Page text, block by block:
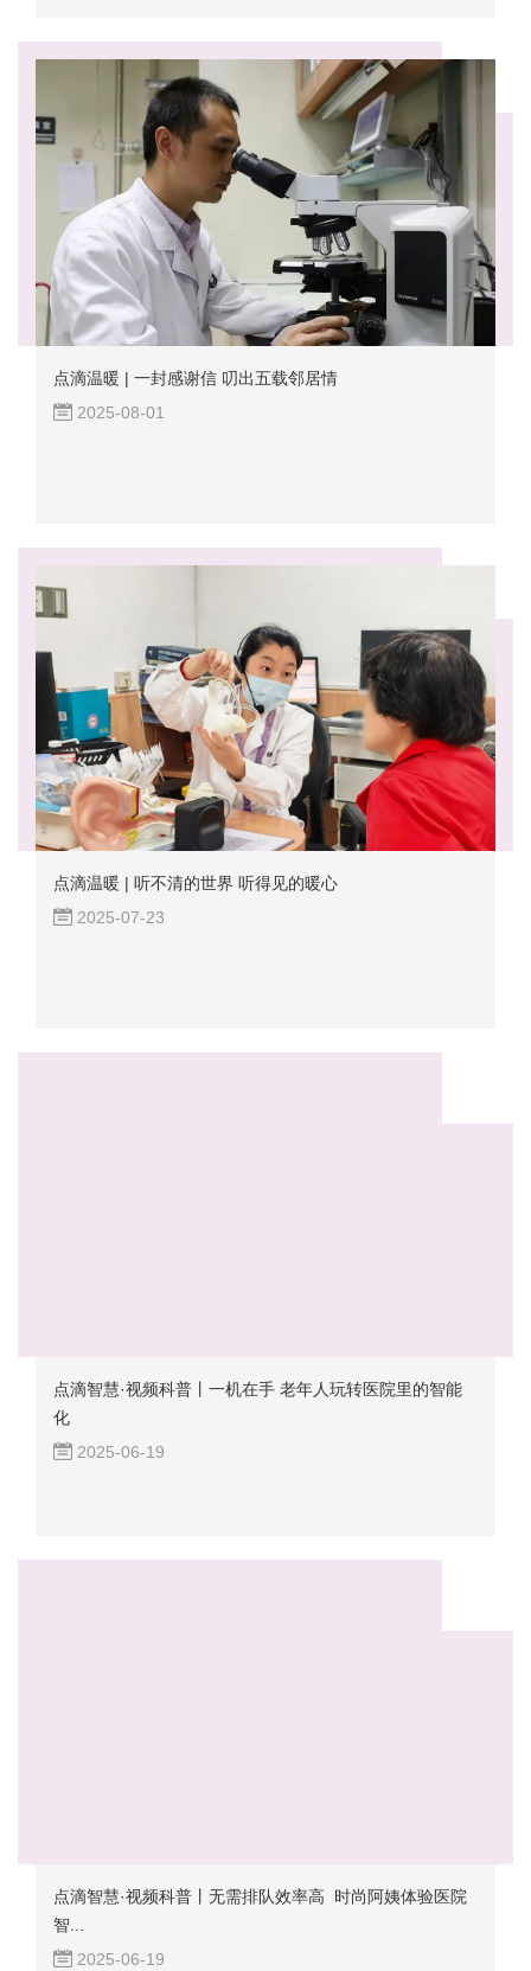
点滴温暖 | 一封感谢信 叨出五载邻居情
2025-08-01
点滴温暖 | 听不清的世界 听得见的暖心
2025-07-23
点滴智慧·视频科普丨一机在手 老年人玩转医院里的智能
化
2025-06-19
点滴智慧·视频科普丨无需排队效率高 时尚阿姨体验医院
智...
2025-06-19